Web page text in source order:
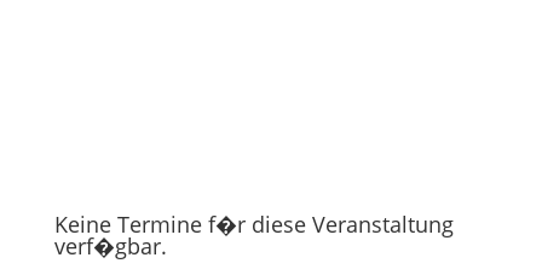
Keine Termine f�r diese Veranstaltung
verf�gbar.